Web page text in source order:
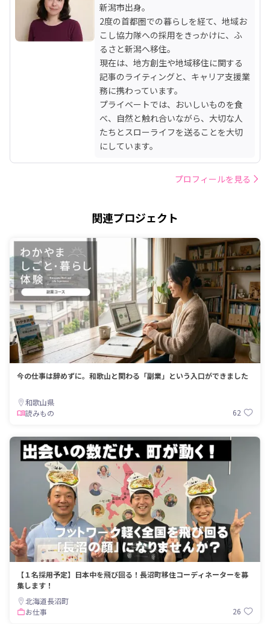
新潟市出身。
2度の首都圏での暮らしを経て、地域お
こし協力隊への採用をきっかけに、ふ
るさと新潟へ移住。
現在は、地方創生や地域移住に関する
記事のライティングと、キャリア支援業
務に携わっています。
プライベートでは、おいしいものを食
べ、自然と触れ合いながら、大切な人
たちとスローライフを送ることを大切
にしています。
プロフィールを見る
関連プロジェクト
今の仕事は辞めずに。和歌山と関わる「副業」という入口ができました
和歌山県
読みもの
62
【１名採用予定】日本中を飛び回る！長沼町移住コーディネーターを募
集します！
北海道長沼町
お仕事
26